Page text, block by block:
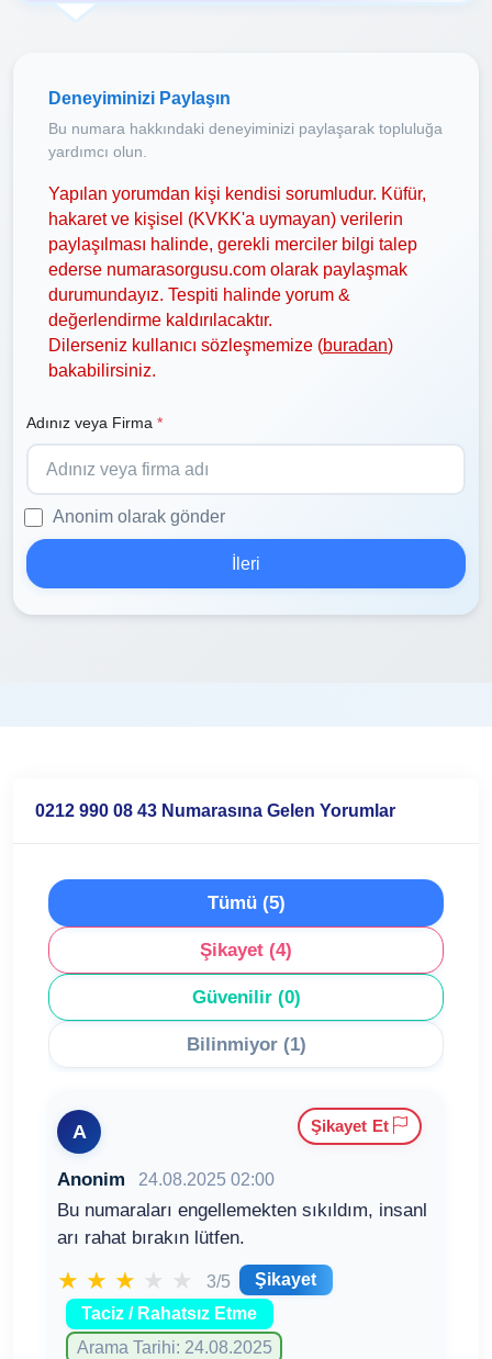
Deneyiminizi Paylaşın
Bu numara hakkındaki deneyiminizi paylaşarak topluluğa
yardımcı olun.
Yapılan yorumdan kişi kendisi sorumludur. Küfür,
hakaret ve kişisel (KVKK'a uymayan) verilerin
paylaşılması halinde, gerekli merciler bilgi talep
ederse numarasorgusu.com olarak paylaşmak
durumundayız. Tespiti halinde yorum &
değerlendirme kaldırılacaktır.
Dilerseniz kullanıcı sözleşmemize (buradan)
bakabilirsiniz.
Adınız veya Firma *
Anonim olarak gönder
İleri
0212 990 08 43 Numarasına Gelen Yorumlar
Tümü (5)
Şikayet (4)
Güvenilir (0)
Bilinmiyor (1)
A
Anonim 24.08.2025 02:00
Bu numaraları engellemekten sıkıldım, insanl
arı rahat bırakın lütfen.
★ ★ ★ ★ ★ 3/5
Şikayet
Taciz / Rahatsız Etme
Arama Tarihi: 24.08.2025
Şikayet Et